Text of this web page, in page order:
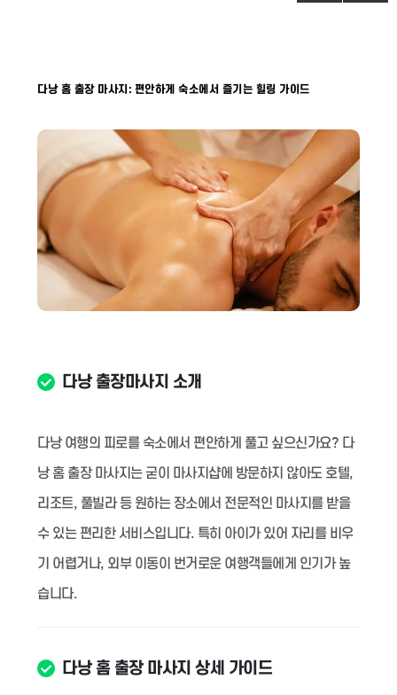
다낭 홈 출장 마사지: 편안하게 숙소에서 즐기는 힐링 가이드
다낭 출장마사지 소개
다낭 여행의 피로를 숙소에서 편안하게 풀고 싶으신가요? 다
낭 홈 출장 마사지는 굳이 마사지샵에 방문하지 않아도 호텔,
리조트, 풀빌라 등 원하는 장소에서 전문적인 마사지를 받을
수 있는 편리한 서비스입니다. 특히 아이가 있어 자리를 비우
기 어렵거나, 외부 이동이 번거로운 여행객들에게 인기가 높
습니다.
다낭 홈 출장 마사지 상세 가이드